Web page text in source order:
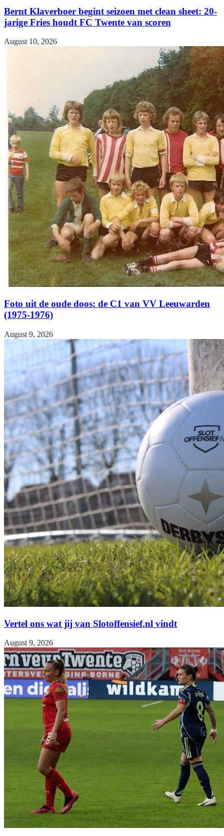
Bernt Klaverboer begint seizoen met clean sheet: 20-
jarige Fries houdt FC Twente van scoren
August 10, 2026
Foto uit de oude doos: de C1 van VV Leeuwarden
(1975-1976)
August 9, 2026
Vertel ons wat jij van Slotoffensief.nl vindt
August 9, 2026